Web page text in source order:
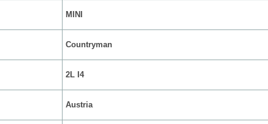
MINI
Countryman
2L I4
Austria